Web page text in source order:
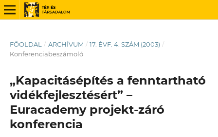
FŐOLDAL / ARCHÍVUM / 17. ÉVF. 4. SZÁM (2003) /
Konferenciabeszámoló
„Kapacitásépítés a fenntartható
vidékfejlesztésért” –
Euracademy projekt-záró
konferencia